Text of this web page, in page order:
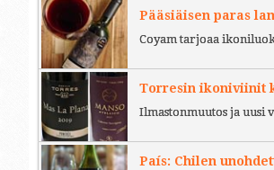
Pääsiäisen paras
Coyam tarjoaa
Torresin ikoniviinit
Ilmastonmuutos ja uusi
País: Chilen